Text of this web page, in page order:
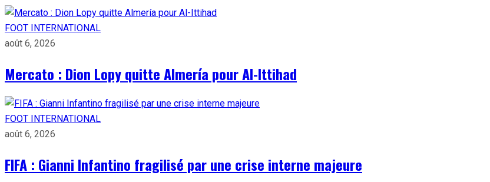
FOOT INTERNATIONAL
août 6, 2026
Mercato : Dion Lopy quitte Almería pour Al-Ittihad
FOOT INTERNATIONAL
août 6, 2026
FIFA : Gianni Infantino fragilisé par une crise interne majeure